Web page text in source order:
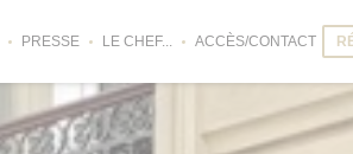
PRESSE LE CHEF... ACCÈS/CONTACT